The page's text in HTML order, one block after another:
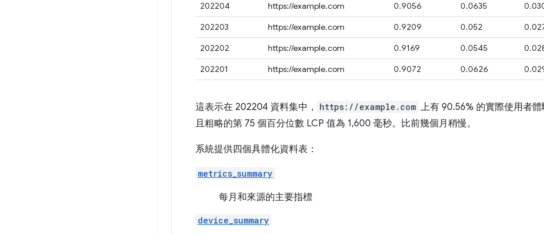
202204 https://example.com 0.9056 0.0635
202203
https://example.com 0.9209 0.052
202202
https://example.com 0.9169 0.0545
202201
https://example.com 0.9072 0.0626
這表示在 202204 資料集中， https://example.com 上有 90.56% 的實際使用者體
且粗略的第 75 個百分位數 LCP 值為 1,600 毫秒。比前幾個月稍慢。
系統提供四個具體化資料表：
metrics_summary
每月和來源的主要指標
device_summary